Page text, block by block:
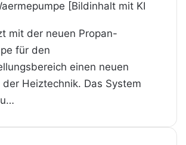
mit der neuen Propan-
für den
einen neuen
Heiztechnik. Das System